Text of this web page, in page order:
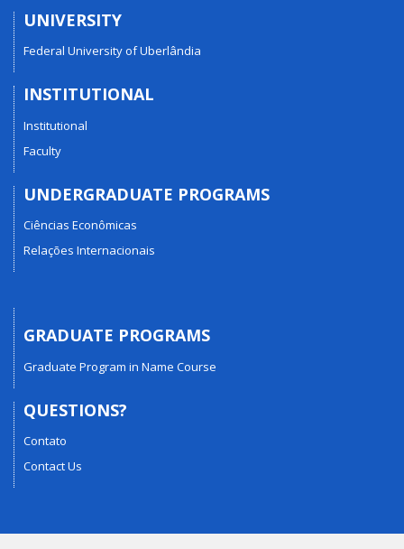
UNIVERSITY
Federal University of Uberlândia
INSTITUTIONAL
Institutional
Faculty
UNDERGRADUATE PROGRAMS
Ciências Econômicas
Relações Internacionais
GRADUATE PROGRAMS
Graduate Program in Name Course
QUESTIONS?
Contato
Contact Us